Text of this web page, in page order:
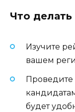
Что
Изучите
вашем
будет